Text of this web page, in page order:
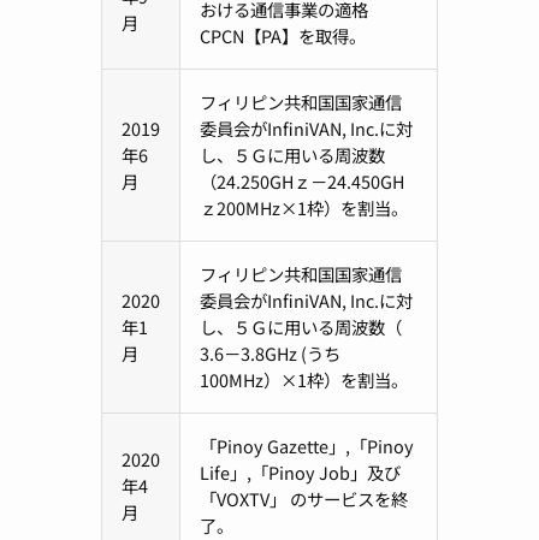
月
おける通信事業の適格
CPCN【PA】を取得。
2019
年6
月
フィリピン共和国国家通信
委員会がInfiniVAN, Inc.に対
し、５Ｇに用いる周波数
（24.250GHｚ－24.450GH
ｚ200MHz×1枠）を割当。
2020
年1
月
フィリピン共和国国家通信
委員会がInfiniVAN, Inc.に対
し、５Ｇに用いる周波数（
3.6－3.8GHz (うち
100MHz）×1枠）を割当。
2020
年4
月
「Pinoy Gazette」,「Pinoy
Life」,「Pinoy Job」及び
「VOXTV」 のサービスを終
了。